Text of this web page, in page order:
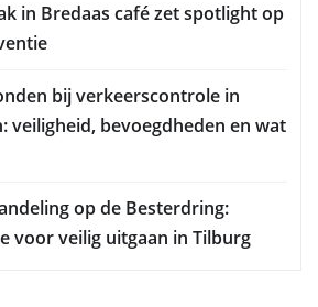
in Bredaas café zet spotlight op
bij verkeerscontrole in
veiligheid, bevoegdheden en wat
op de Besterdring:
voor veilig uitgaan in Tilburg